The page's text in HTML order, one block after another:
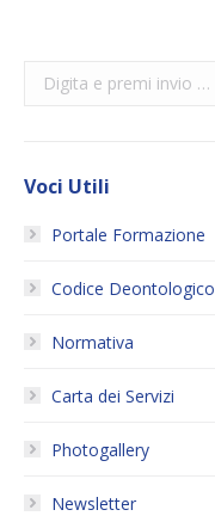
Search:
Voci Utili
Portale Formazione
Codice Deontologico
Normativa
Carta dei Servizi
Photogallery
Newsletter